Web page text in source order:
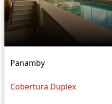
Panamby
Cobertura Duplex